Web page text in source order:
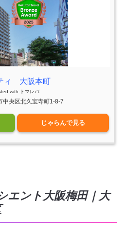
ィ 大阪本町
with トマレバ
中央区北久宝寺町1-8-7
じゃらんで見る
エント大阪梅田｜大